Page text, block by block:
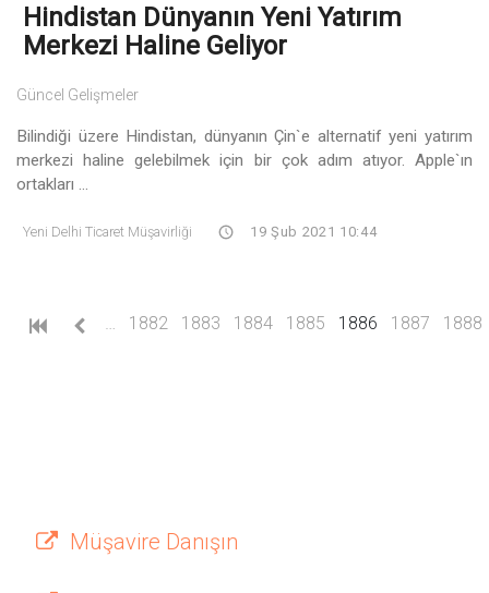
Hindistan Dünyanın Yeni Yatırım
Merkezi Haline Geliyor
Güncel Gelişmeler
Bilindiği üzere Hindistan, dünyanın Çin`e alternatif yeni yatırım
merkezi haline gelebilmek için bir çok adım atıyor. Apple`ın
ortakları ...
Yeni Delhi Ticaret Müşavirliği 19 Şub 2021 10:44
1882 1883 1884 1885 1886 (current)
1887 1888
Müşavire Danışın